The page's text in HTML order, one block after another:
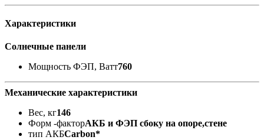
Характеристики
Солнечные панели
Мощность ФЭП, Ватт760
Механические характеристики
Вес, кг146
Форм -факторАКБ и ФЭП сбоку на опоре,стене
тип АКБCarbon*